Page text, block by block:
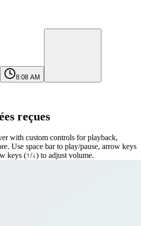
8:08 AM
reçues
with custom controls for playback,
Use space bar to play/pause, arrow keys
keys (↑/↓) to adjust volume.